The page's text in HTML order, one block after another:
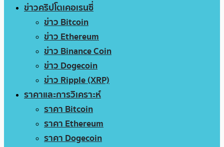
ข่าวคริปโตเคอเรนซี่
ข่าว Bitcoin
ข่าว Ethereum
ข่าว Binance Coin
ข่าว Dogecoin
ข่าว Ripple (XRP)
ราคาและการวิเคราะห์
ราคา Bitcoin
ราคา Ethereum
ราคา Dogecoin